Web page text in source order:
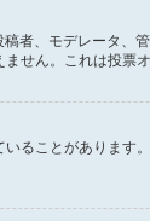
者、モデレータ
せん。これは投票
ることがありま